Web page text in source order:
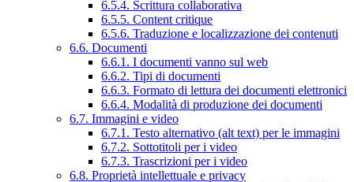
6.5.4. Scrittura collaborativa
6.5.5. Content critique
6.5.6. Traduzione e localizzazione dei contenuti
6.6. Documenti
6.6.1. I documenti vanno sul web
6.6.2. Tipi di documenti
6.6.3. Formato di lettura dei documenti elettronici
6.6.4. Modalità di produzione dei documenti
6.7. Immagini e video
6.7.1. Testo alternativo (alt text) per le immagini
6.7.2. Sottotitoli per i video
6.7.3. Trascrizioni per i video
6.8. Proprietà intellettuale e privacy